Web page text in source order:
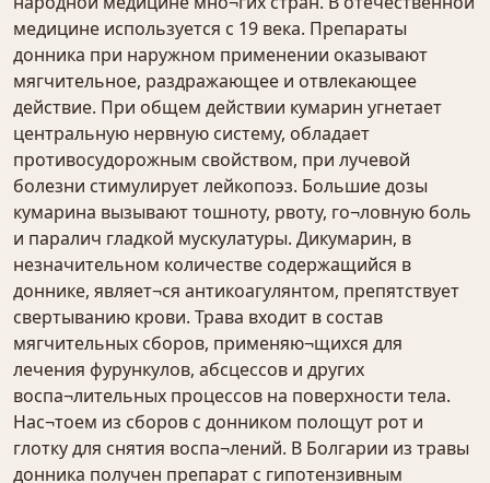
медицине используется с 19 века. Препараты
донника при наружном применении оказывают
мягчительное, раздражающее и отвлекающее
действие. При общем действии кумарин угнетает
центральную нервную систему, обладает
противосудорожным свойством, при лучевой
болезни стимулирует лейкопоэз. Большие дозы
кумарина вызывают тошноту, рвоту, го¬ловную боль
и паралич гладкой мускулатуры. Дикумарин, в
незначительном количестве содержащийся в
доннике, являет¬ся антикоагулянтом, препятствует
свертыванию крови. Трава входит в состав
мягчительных сборов, применяю¬щихся для
лечения фурункулов, абсцессов и других
воспа¬лительных процессов на поверхности тела.
Нас¬тоем из сборов с донником полощут рот и
глотку для снятия воспа¬лений. В Болгарии из травы
донника получен препарат с гипотензивным